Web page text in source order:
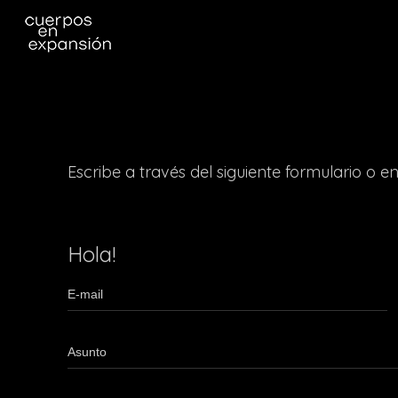
Escribe a través del siguiente formulario o
Hola!